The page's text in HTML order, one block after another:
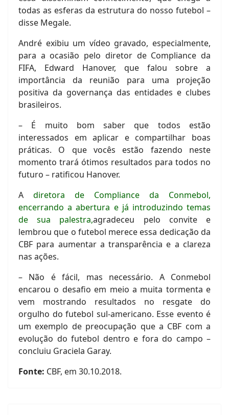
todas as esferas da estrutura do nosso futebol –
disse Megale.
André exibiu um vídeo gravado, especialmente,
para a ocasião pelo diretor de Compliance da
FIFA, Edward Hanover, que falou sobre a
importância da reunião para uma projeção
positiva da governança das entidades e clubes
brasileiros.
– É muito bom saber que todos estão
interessados em aplicar e compartilhar boas
práticas. O que vocês estão fazendo neste
momento trará ótimos resultados para todos no
futuro – ratificou Hanover.
A diretora de Compliance da Conmebol,
encerrando a abertura e já introduzindo temas
de sua palestra,agradeceu pelo convite e
lembrou que o futebol merece essa dedicação da
CBF para aumentar a transparência e a clareza
nas ações.
– Não é fácil, mas necessário. A Conmebol
encarou o desafio em meio a muita tormenta e
vem mostrando resultados no resgate do
orgulho do futebol sul-americano. Esse evento é
um exemplo de preocupação que a CBF com a
evolução do futebol dentro e fora do campo –
concluiu Graciela Garay.
Fonte: CBF, em 30.10.2018.